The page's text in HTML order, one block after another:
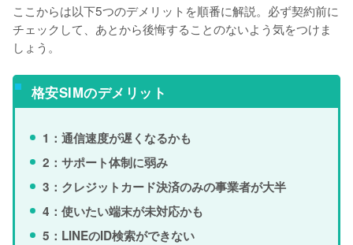
ここからは以下5つのデメリットを順番に解説。必ず契約前に
チェックして、あとから後悔することのないよう気をつけま
しょう。
格安SIMのデメリット
1：通信速度が遅くなるかも
2：サポート体制に弱み
3：クレジットカード決済のみの事業者が大半
4：使いたい端末が未対応かも
5：LINEのID検索ができない